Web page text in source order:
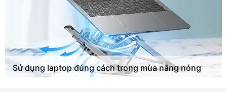
Sử dụng laptop đúng cách trong mùa nắng nóng